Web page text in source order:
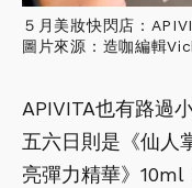
５月美妝快閃店：
圖片來源：造咖編輯
APIVITA也有路過
五六日則是《仙人
亮彈力精華》10ml